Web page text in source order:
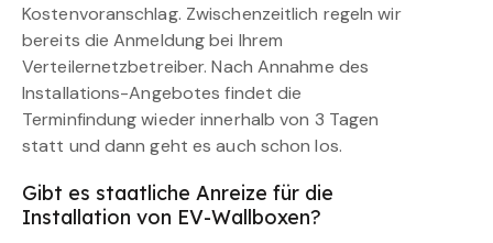
Kostenvoranschlag. Zwischenzeitlich regeln wir
bereits die Anmeldung bei Ihrem
Verteilernetzbetreiber. Nach Annahme des
Installations-Angebotes findet die
Terminfindung wieder innerhalb von 3 Tagen
statt und dann geht es auch schon los.
Gibt es staatliche Anreize für die
Installation von EV-Wallboxen?